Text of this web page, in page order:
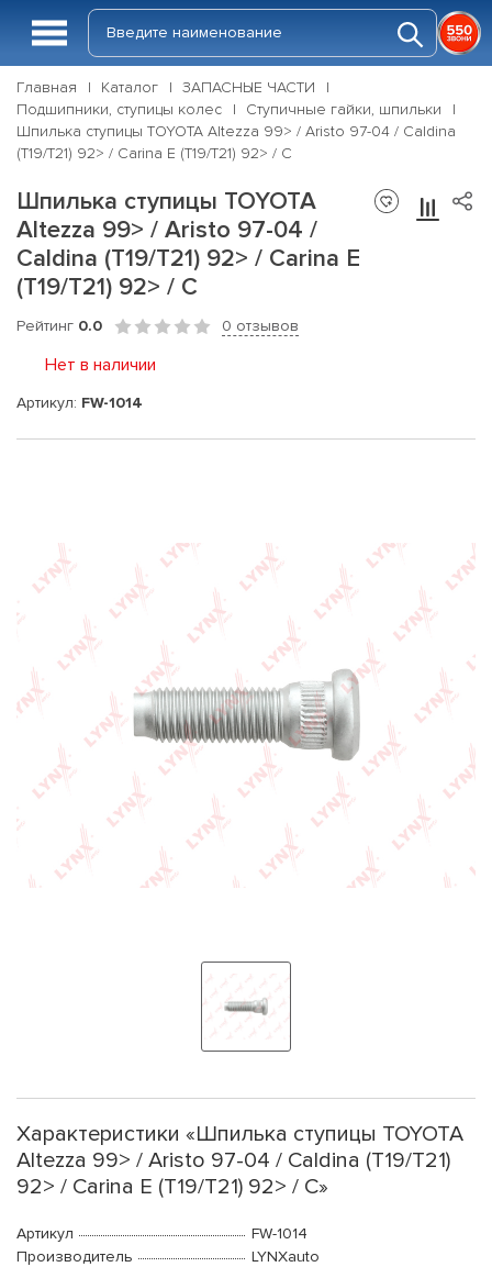
Главная Каталог
ЗАПАСНЫЕ ЧАСТИ
Подшипники, ступицы колес
Ступичные гайки, шпильки
Шпилька ступицы TOYOTA Altezza 99> / Aristo 97-04 / Caldina
(T19/T21) 92> / Carina E (T19/T21) 92> / C
Шпилька ступицы TOYOTA
Altezza 99> / Aristo 97-04 /
Caldina (T19/T21) 92> / Carina E
(T19/T21) 92> / C
Рейтинг 0.0 0 отзывов
Нет в наличии
Артикул: FW-1014
Характеристики «Шпилька ступицы TOYOTA
Altezza 99> / Aristo 97-04 / Caldina (T19/T21)
92> / Carina E (T19/T21) 92> / C»
Артикул
FW-1014
Производитель
LYNXauto